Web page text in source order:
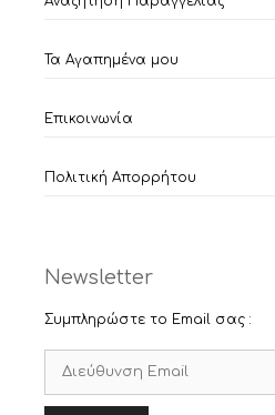
Τα Αγαπημένα μου
Επικοινωνία
Πολιτική Απορρήτου
Newsletter
Συμπληρώστε το Email σας :